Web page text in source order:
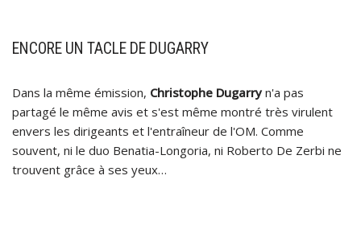
ENCORE UN TACLE DE DUGARRY
Dans la même émission, Christophe Dugarryn'a pas
partagé le même avis et s'est même montré très virulent
envers les dirigeants et l'entraîneur de l'OM. Comme
souvent, ni le duo Benatia-Longoria, ni Roberto De Zerbi ne
trouvent grâce à ses yeux…